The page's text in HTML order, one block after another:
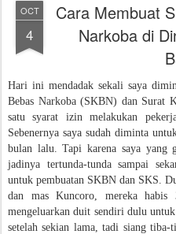
OCT
4
Cara Membuat
Narkoba di
Hari ini mendadak sekali saya
Bebas Narkoba (SKBN) dan Surat
satu syarat izin melakukan
Sebenernya saya sudah diminta
bulan lalu. Tapi karena saya yang
jadinya tertunda-tunda sampai
untuk pembuatan SKBN dan SKS.
dan mas Kuncoro, mereka
mengeluarkan duit sendiri dulu
setelah sekian lama, tadi siang tiba-